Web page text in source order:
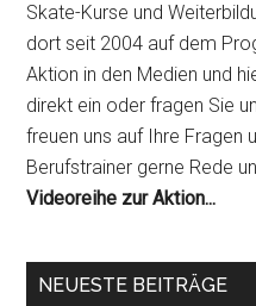
Skate-Kurse und
dort seit 2004 auf dem
Aktion in den Medien und
direkt ein oder fragen Sie
freuen uns auf Ihre Fragen
Berufstrainer gerne Rede
Videoreihe zur Aktion...
NEUESTE BEITRÄGE